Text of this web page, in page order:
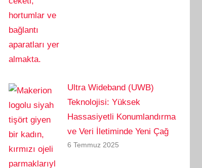
Ultra Wideband (UWB)
Teknolojisi: Yüksek
Hassasiyetli Konumlandırma
ve Veri İletiminde Yeni Çağ
6 Temmuz 2025